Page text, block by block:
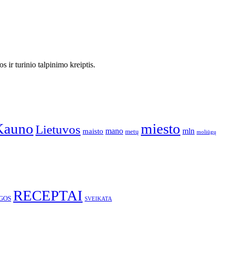
ir turinio talpinimo kreiptis.
Lietuvos maisto mano metų miesto mln moliūgų
RECEPTAI SVEIKATA